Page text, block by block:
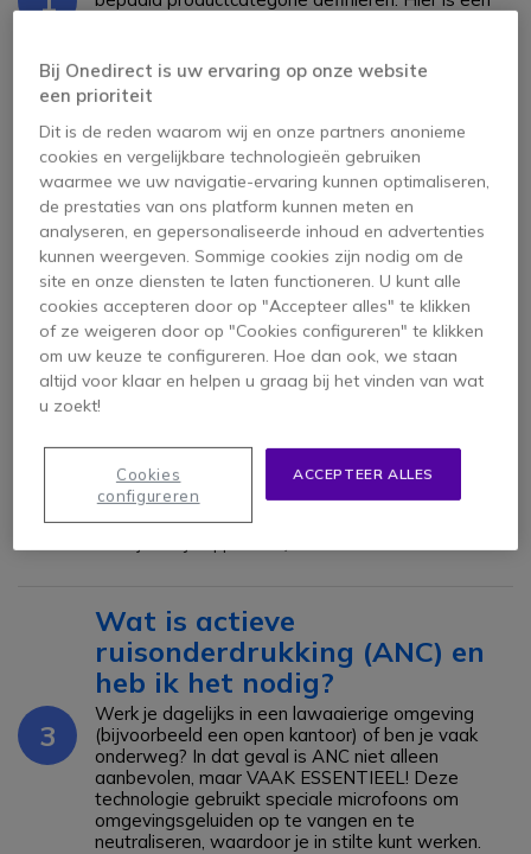
Vorm: supra-auriculair, circum-auriculair, in-ear,
nekband en veranderbaar
Ontwerp: mono (1 oor), duo (2 oren), met open of
gesloten oorschelpen
Verbinding: bedraad (USB, Jack, RJ, QD) of
draadloos (Bluetooth, DECT)
2
Bedraad of draadloos, welke
is geschikt voor mij?
Deze keuze hangt af van twee criteria: de eisen
van je functie en je persoonlijke voorkeuren.
Hieronder de voordelen van beide:
verbinding en je hebt geen zorgen over de
batterij.
Draadloze hoofdtelefoons: bieden meer
bewegingsvrijheid en zijn veelzijdiger (werken met
3
Wat is actieve
ruisonderdrukking (ANC) en
heb ik het nodig?
Werk je dagelijks in een lawaaierige omgeving
(bijvoorbeeld een open kantoor) of ben je vaak
onderweg? In dat geval is ANC niet alleen
aanbevolen, maar VAAK ESSENTIEEL! Deze
technologie gebruikt speciale microfoons om
omgevingsgeluiden op te vangen en te
neutraliseren, waardoor je in stilte kunt werken.
Bij Onedirect is uw ervaring op onze website
een prioriteit
Dit is de reden waarom wij en onze partners anonieme
cookies en vergelijkbare technologieën gebruiken
waarmee we uw navigatie-ervaring kunnen optimaliseren,
de prestaties van ons platform kunnen meten en
analyseren, en gepersonaliseerde inhoud en advertenties
kunnen weergeven. Sommige cookies zijn nodig om de
site en onze diensten te laten functioneren. U kunt alle
cookies accepteren door op "Accepteer alles" te klikken
of ze weigeren door op "Cookies configureren" te klikken
om uw keuze te configureren. Hoe dan ook, we staan
altijd voor klaar en helpen u graag bij het vinden van wat
u zoekt!
ACCEPTEER ALLES
Cookies
configureren